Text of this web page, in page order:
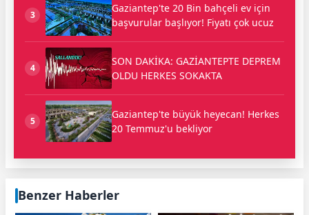
3
Gaziantep'te 20 Bin bahçeli ev için
başvurular başlıyor! Fiyatı çok ucuz
4
SON DAKİKA: GAZİANTEPTE DEPREM
OLDU HERKES SOKAKTA
5
Gaziantep'te büyük heyecan! Herkes
20 Temmuz'u bekliyor
Benzer Haberler